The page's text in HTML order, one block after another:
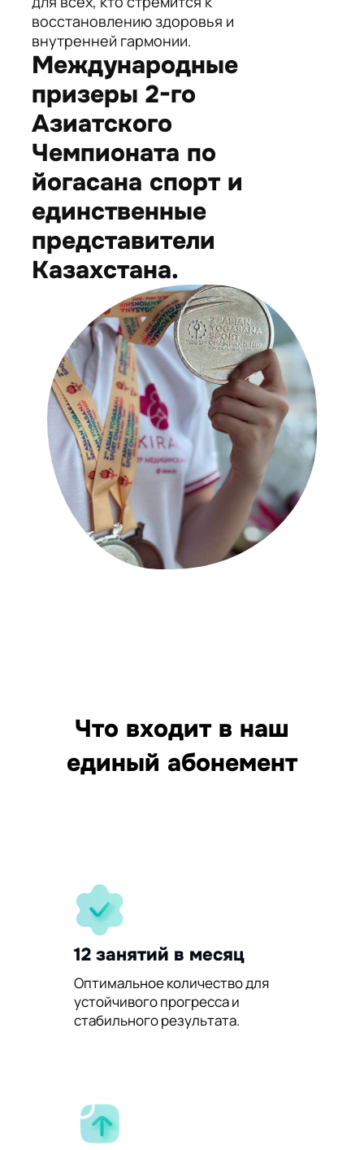
восстановлению здоровья и
внутренней гармонии.
Международные
призеры 2-го
Азиатского
Чемпионата по
йогасана спорт и
единственные
представители
Казахстана.
Что входит в наш
единый абонемент
12 занятий в месяц
Оптимальное количество для
устойчивого прогресса и
стабильного результата.